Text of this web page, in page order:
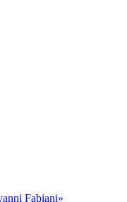
Fabiani»